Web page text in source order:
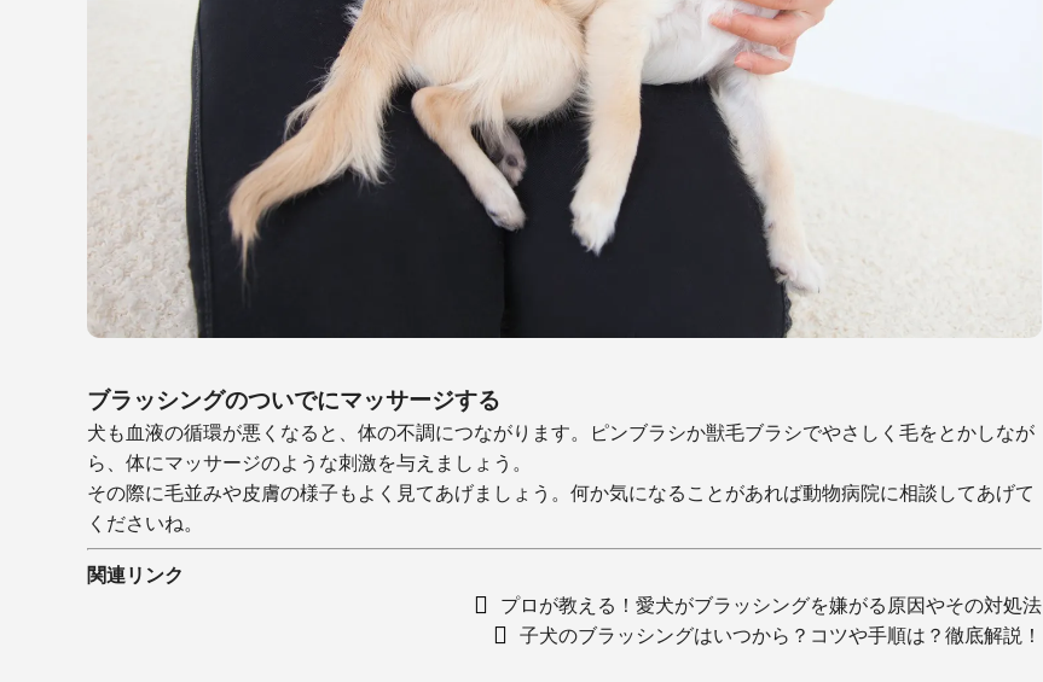
ブラッシングのついでにマッサージする
犬も血液の循環が悪くなると、体の不調につながります。ピンブラシか獣毛ブラシでやさしく毛をとかしなが
ら、体にマッサージのような刺激を与えましょう。
その際に毛並みや皮膚の様子もよく見てあげましょう。何か気になることがあれば動物病院に相談してあげて
くださいね。
関連リンク
プロが教える！愛犬がブラッシングを嫌がる原因やその対処法
子犬のブラッシングはいつから？コツや手順は？徹底解説！